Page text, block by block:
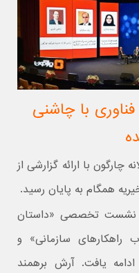
با چاشنی
با ارائه گزارشی از
همگام به پایان رسید.
نشست تخصصی «داستان
راهکارهای سازمانی» و
یافت. آرش برهمند